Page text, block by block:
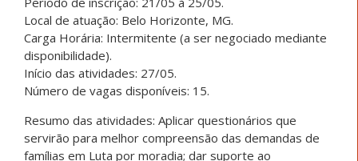
Local de atuação: Belo Horizonte, MG.
Carga Horária: Intermitente (a ser negociado mediante
disponibilidade).
Início das atividades: 27/05.
Número de vagas disponíveis: 15.
Resumo das atividades: Aplicar questionários que
servirão para melhor compreensão das demandas de
famílias em Luta por moradia; dar suporte ao